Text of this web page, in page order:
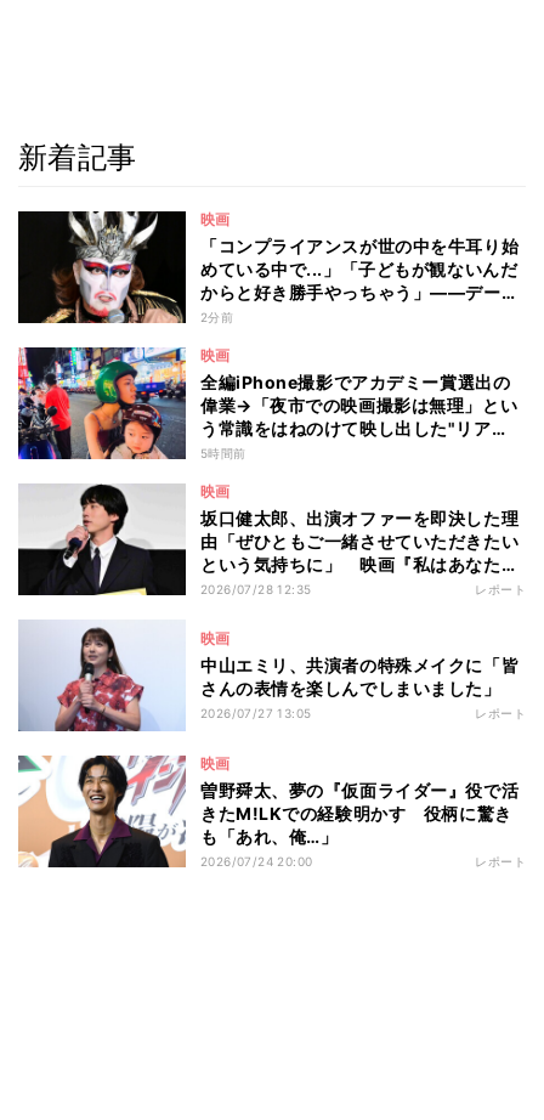
新着記事
映画
「コンプライアンスが世の中を牛耳り始
めている中で...」「子どもが観ないんだ
からと好き勝手やっちゃう」――デーモ
ン閣下が語る映画『レディ・オア・ノッ
2分前
映画
全編iPhone撮影でアカデミー賞選出の
偉業→「夜市での映画撮影は無理」とい
う常識をはねのけて映し出した"リア
ル"とは――ツォウ監督が語る映画『左
5時間前
映画
坂口健太郎、出演オファーを即決した理
由「ぜひともご一緒させていただきたい
という気持ちに」 映画『私はあなたを
知らない、』完成披露舞台挨拶
2026/07/28 12:35 レポート
映画
中山エミリ、共演者の特殊メイクに「皆
さんの表情を楽しんでしまいました」
2026/07/27 13:05 レポート
映画
曽野舜太、夢の『仮面ライダー』役で活
きたM!LKでの経験明かす 役柄に驚き
も「あれ、俺…」
2026/07/24 20:00 レポート